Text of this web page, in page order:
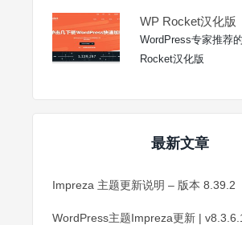
WP Rocket汉化版
WordPress专家推荐
Rocket汉化版
最新文章
Impreza 主题更新说明 – 版本 8.39.2
WordPress主题Impreza更新 |